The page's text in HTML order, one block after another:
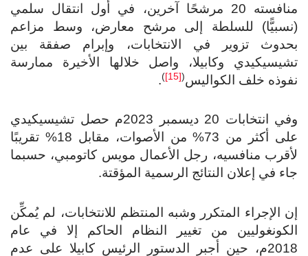
منافسته 20 مرشحًا آخرين، في أول انتقال سلمي
(نسبيًّا) للسلطة إلى مرشح معارض، وسط مزاعم
بحدوث تزوير في الانتخابات، وإبرام صفقة بين
تشيسيكيدي وكابيلا، واصل خلالها الأخيرة ممارسة
نفوذه خلف الكواليس(
[15]
)
.
وفي انتخابات 20 ديسمبر 2023م حصل تشيسيكيدي
على أكثر من 73% من الأصوات، مقابل 18% تقريبًا
لأقرب منافسيه، رجل الأعمال مويس كاتومبي، حسبما
جاء في إعلان النتائج الرسمية المؤقتة.
إن الإجراء المتكرر وشبه المنتظم للانتخابات، لم يُمكِّن
الكونغوليين من تغيير النظام الحاكم إلا في عام
2018م، حين أجبر الدستور الرئيس كابيلا على عدم